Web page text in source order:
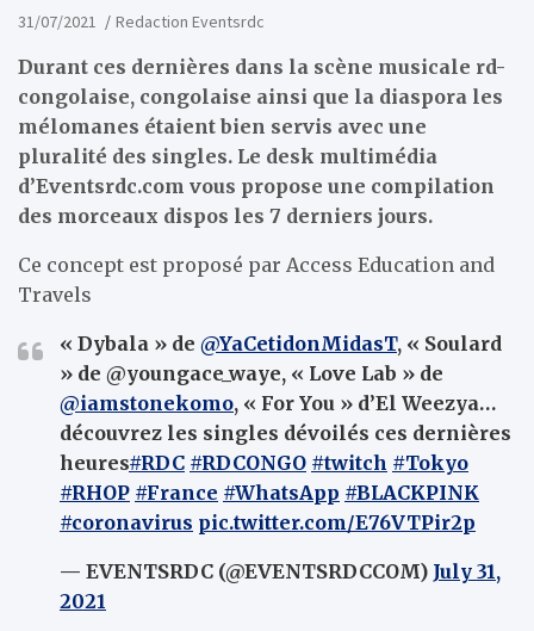
31/07/2021 Redaction Eventsrdc
Durant ces dernières dans la scène musicale rd-
congolaise, congolaise ainsi que la diaspora les
mélomanes étaient bien servis avec une
pluralité des singles. Le desk multimédia
d’Eventsrdc.com vous propose une compilation
des morceaux dispos les 7 derniers jours.
Ce concept est proposé par Access Education and
Travels
« Dybala » de @YaCetidonMidasT, « Soulard
» de @youngace_waye, « Love Lab » de
@iamstonekomo, « For You » d’El Weezya…
découvrez les singles dévoilés ces dernières
heures#RDC #RDCONGO #twitch #Tokyo
#RHOP #France #WhatsApp #BLACKPINK
#coronavirus pic.twitter.com/E76VTPir2p
— EVENTSRDC (@EVENTSRDCCOM) July 31,
2021